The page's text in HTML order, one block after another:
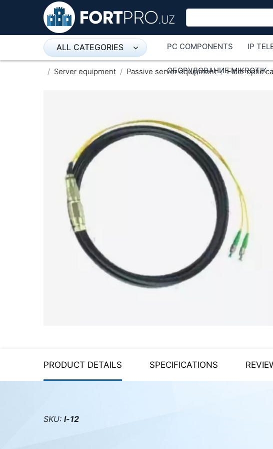
ALL CATEGORIES
Микрофон
Спикерфон
ADSL, Wan / Lan Routers, Wi-Fi
IP Telephony
Stereo systems
Server equipment
UPS Uninterruptible Power
Video surveillance
PC COMPONENTS IP
ОБОРУДОВАНИЕ MIKROTIK
Server equipment Passive server equipment Fiber optic
PRODUCT DETAILS SPECIFICATIONS
SKU: l-12